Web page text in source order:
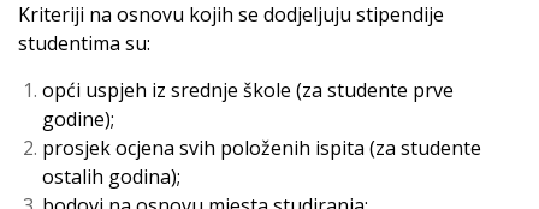
Kriteriji na osnovu kojih se dodjeljuju stipendije
studentima su:
opći uspjeh iz srednje škole (za studente prve
godine);
prosjek ocjena svih položenih ispita (za studente
ostalih godina);